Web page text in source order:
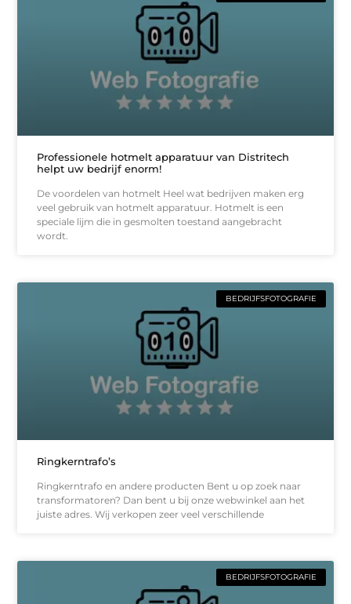
Professionele hotmelt apparatuur van Distritech
helpt uw bedrijf enorm!
De voordelen van hotmelt Heel wat bedrijven maken erg
veel gebruik van hotmelt apparatuur. Hotmelt is een
speciale lijm die in gesmolten toestand aangebracht
wordt.
BEDRIJFSFOTOGRAFIE
Ringkerntrafo’s
Ringkerntrafo en andere producten Bent u op zoek naar
transformatoren? Dan bent u bij onze webwinkel aan het
juiste adres. Wij verkopen zeer veel verschillende
BEDRIJFSFOTOGRAFIE